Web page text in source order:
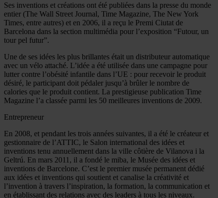
Ses inventions et créations ont été publiées dans la presse du monde
entier (The Wall Street Journal, Time Magazine, The New York
Times, entre autres) et en 2006, il a reçu le Premi Ciutat de
Barcelona dans la section multimédia pour l’exposition “Futour, un
tour pel futur”.
Une de ses idées les plus brillantes était un distributeur automatique
avec un vélo attaché. L’idée a été utilisée dans une campagne pour
lutter contre l’obésité infantile dans l’UE : pour recevoir le produit
désiré, le participant doit pédaler jusqu’à brûler le nombre de
calories que le produit contient. La prestigieuse publication Time
Magazine l’a classée parmi les 50 meilleures inventions de 2009.
Entrepreneur
En 2008, et pendant les trois années suivantes, il a été le créateur et
gestionnaire de l’ATTIC, le Salon international des idées et
inventions tenu annuellement dans la ville côtière de Vilanova i la
Geltrú. En mars 2011, il a fondé le miba, le Musée des idées et
inventions de Barcelone. C’est le premier musée permanent dédié
aux idées et inventions qui soutient et canalise la créativité et
l’invention à travers l’inspiration, la formation, la communication et
en établissant des relations avec des leaders à tous les niveaux.